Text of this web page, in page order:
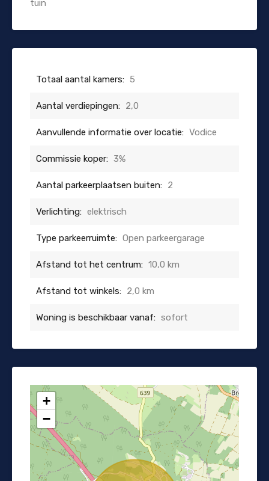
tuin
Totaal aantal kamers: 5
Aantal verdiepingen: 2,0
Aanvullende informatie over locatie: Vodice
Commissie koper: 3%
Aantal parkeerplaatsen buiten: 2
Verlichting: elektrisch
Type parkeerruimte: Open parkeergarage
Afstand tot het centrum: 10,0 km
Afstand tot winkels: 2,0 km
Woning is beschikbaar vanaf: sofort
+
−